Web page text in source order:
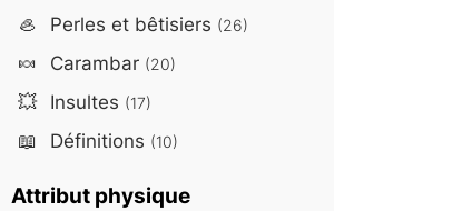
🦪 Perles et bêtisiers (26)
🍬 Carambar (20)
💥 Insultes (17)
📖 Définitions (10)
Attribut physique